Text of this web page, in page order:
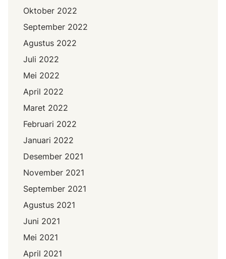
Oktober 2022
September 2022
Agustus 2022
Juli 2022
Mei 2022
April 2022
Maret 2022
Februari 2022
Januari 2022
Desember 2021
November 2021
September 2021
Agustus 2021
Juni 2021
Mei 2021
April 2021